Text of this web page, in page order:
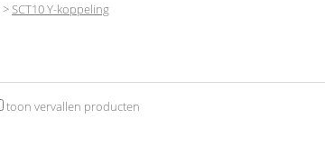
>SCT10 Y-koppeling
toon vervallen producten